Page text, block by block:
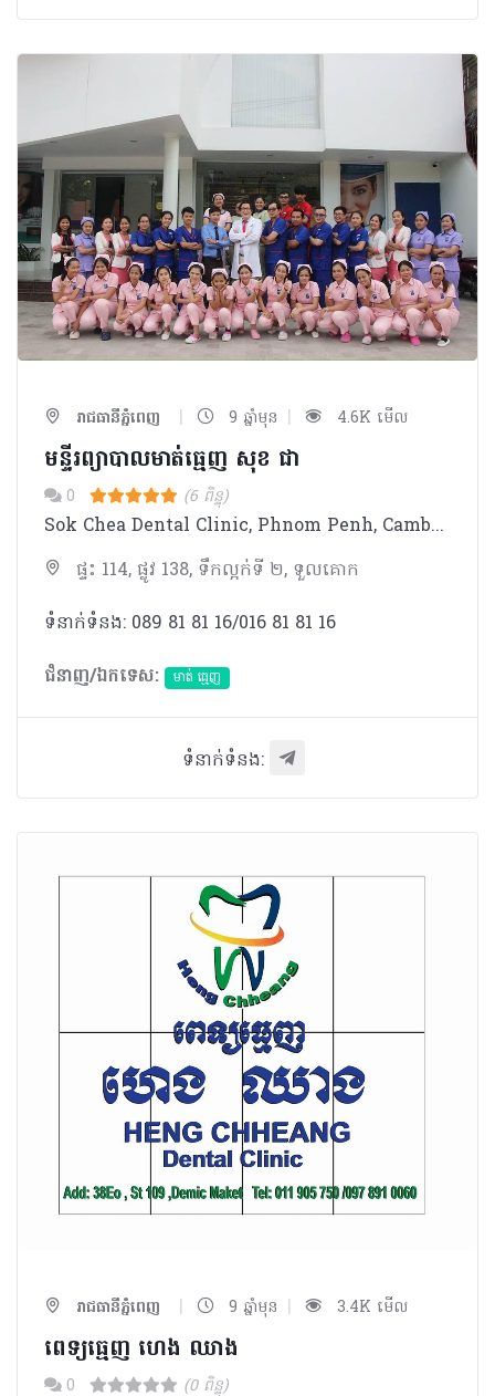
រាជធានីភ្នំពេញ | 9 ឆ្នាំមុន | 4.6K មើល
មន្ទីរព្យាបាលមាត់ធ្មេញ សុខ ជា
0 (6 ពិន្ទុ)
Sok Chea Dental Clinic, Phnom Penh, Cambodia offers international quality dental care and specialized treatment. Right from the day of the establishment, we have strived and succeeded in providing high quality of dental care. Our families have been involved in Dentistry over than 60 years. We draw up the talents of qualified dental practitioner and specialists to offer patient oriented treatment at Sok Chea Dental Clinic. Our professional team of highly motivated dentists have achieved undergraduate and post graduate in specialized fields from prominent local and international universities where they also lecture and train dental students. For the better treatment the clinic has special rooms and dental units for different treatment. The clinic has a total of 17 dental units to make sure that these could provide a proper treatment on time for our patient. We also have fully equipped modern dental instruments and materials that are among the highest standard of technology in Cambodia. While this provides customers with more options for treatment, we also protect you with out standing sterilization methods which ensure the safe possible treatment. Currently SOK CHEA DENTAL CLINIC has three convenient locations. All are suitable for your varied dental needs.
ផ្ទះ 114, ផ្លូវ 138, ទឹកល្អក់ទី ២, ទួលគោក
ទំនាក់ទំនង: 089 81 81 16/016 81 81 16
ជំនាញ/ឯកទេស:
មាត់ ធ្មេញ
ទំនាក់ទំនង:
រាជធានីភ្នំពេញ | 9 ឆ្នាំមុន | 3.4K មើល
ពេទ្យធ្មេញ ហេង​ ឈាង​
0 (0 ពិន្ទុ)